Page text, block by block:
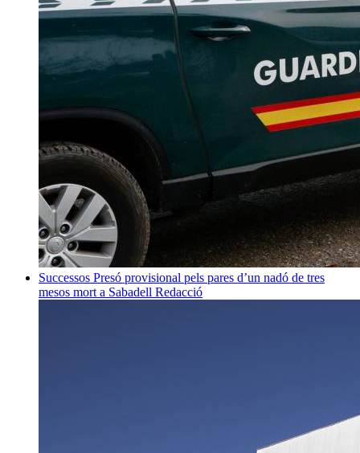
Successos Presó provisional pels pares d’un nadó de tres
mesos mort a Sabadell Redacció